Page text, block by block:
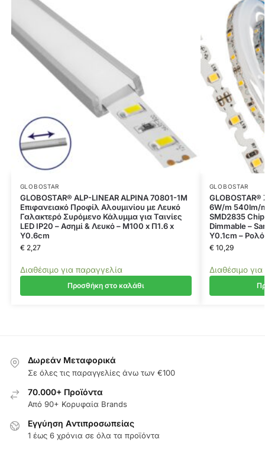
GLOBOSTAR
GLOBOSTAR® ALP-LINEAR ALPINA 70801-1M
Επιφανειακό Προφίλ Αλουμινίου με Λευκό
Γαλακτερό Συρόμενο Κάλυμμα για Ταινίες
LED IP20 – Ασημί & Λευκό – Μ100 x Π1.6 x
Υ0.6cm
€2,27
Διαθέσιμο για παραγγελία
Προσθήκη στο καλάθι
GLOBOSTAR
GLOBOSTAR®
6W/m 540lm/
SMD2835
Dimmable –
Υ0.1cm –
€10,29
Διαθέσιμο
Δωρεάν Μεταφορικά
Σε όλες τις παραγγελίες άνω των €100
70.000+ Προϊόντα
Από 90+ Κορυφαία Brands
Εγγύηση Aντιπροσωπείας
1 έως 6 χρόνια σε όλα τα προϊόντα